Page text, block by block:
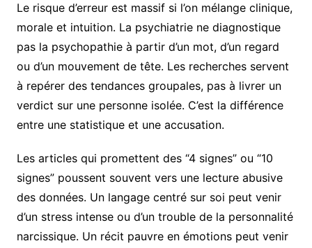
Le risque d’erreur est massif si l’on mélange clinique,
morale et intuition. La psychiatrie ne diagnostique
pas la psychopathie à partir d’un mot, d’un regard
ou d’un mouvement de tête. Les recherches servent
à repérer des tendances groupales, pas à livrer un
verdict sur une personne isolée. C’est la différence
entre une statistique et une accusation.
Les articles qui promettent des “4 signes” ou “10
signes” poussent souvent vers une lecture abusive
des données. Un langage centré sur soi peut venir
d’un stress intense ou d’un trouble de la personnalité
narcissique. Un récit pauvre en émotions peut venir